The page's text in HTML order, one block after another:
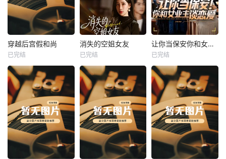
热播
未知
穿越后宫假和尚
已完结
热播
未知
消失的空姐女友
已完结
热播
未知
让你当保安你和女业主谈恋爱
已完结